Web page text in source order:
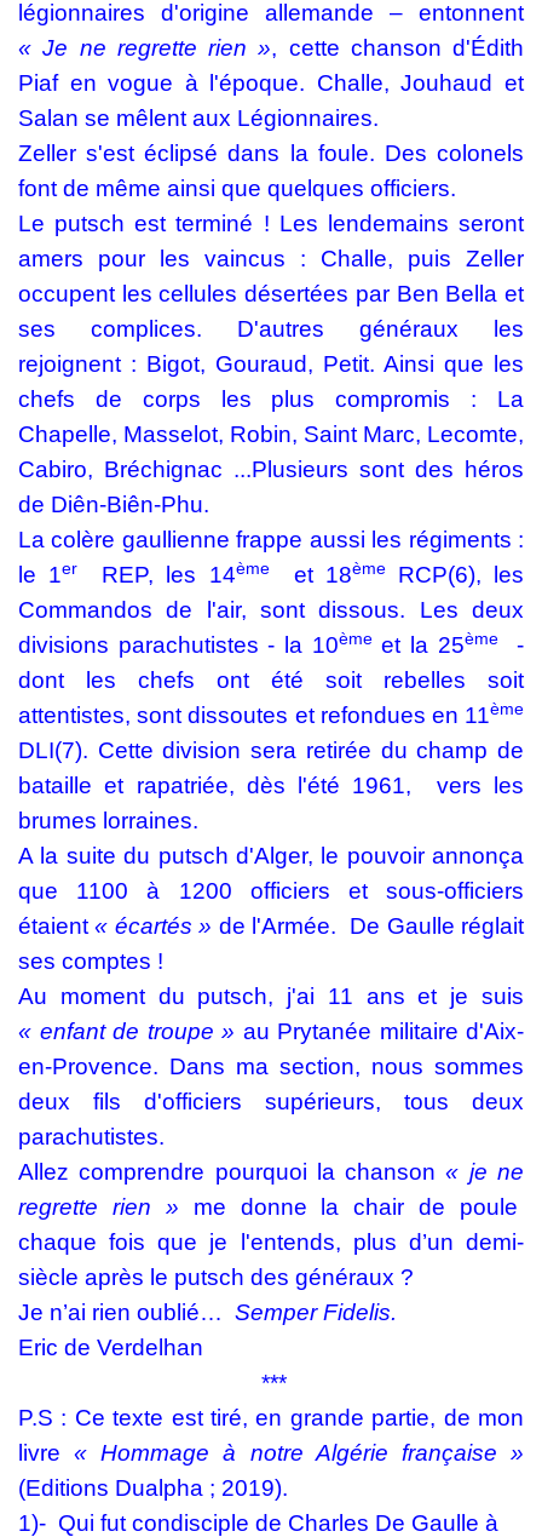
légionnaires d'origine allemande – entonnent
« Je ne regrette rien », cette chanson d'Édith
Piaf en vogue à l'époque. Challe, Jouhaud et
Salan se mêlent aux Légionnaires.
Zeller s'est éclipsé dans la foule. Des colonels
font de même ainsi que quelques officiers.
Le putsch est terminé ! Les lendemains seront
amers pour les vaincus : Challe, puis Zeller
occupent les cellules désertées par Ben Bella et
ses complices. D'autres généraux les
rejoignent : Bigot, Gouraud, Petit. Ainsi que les
chefs de corps les plus compromis : La
Chapelle, Masselot, Robin, Saint Marc, Lecomte,
Cabiro, Bréchignac ...Plusieurs sont des héros
de Diên-Biên-Phu.
La colère gaullienne frappe aussi les régiments :
le 1er REP, les 14ème et 18èmeRCP(6), les
Commandos de l'air, sont dissous. Les deux
divisions parachutistes - la 10èmeet la 25ème
-
dont les chefs ont été soit rebelles soit
attentistes, sont dissoutes et refondues en 11ème
DLI(7). Cette division sera retirée du champ de
bataille et rapatriée, dès l'été 1961,
vers les
brumes lorraines.
A la suite du putsch d'Alger, le pouvoir annonça
que 1100 à 1200 officiers et sous-officiers
étaient« écartés » de l'Armée.
De Gaulle réglait
ses comptes !
Au moment du putsch, j'ai 11 ans et je suis
« enfant de troupe » au Prytanée militaire d'Aix-
en-Provence. Dans ma section, nous sommes
deux fils d'officiers supérieurs, tous deux
parachutistes.
Allez comprendre pourquoi la chanson« je ne
regrette rien » me donne la chair de poule
chaque fois que je l'entends, plus d’un demi-
siècle après le putsch des généraux ?
Je n’ai rien oublié… Semper Fidelis.
Eric de Verdelhan
***
P.S : Ce texte est tiré, en grande partie, de mon
livre« Hommage à notre Algérie française »
(Editions Dualpha ; 2019).
1)- Qui fut condisciple de Charles De Gaulle à